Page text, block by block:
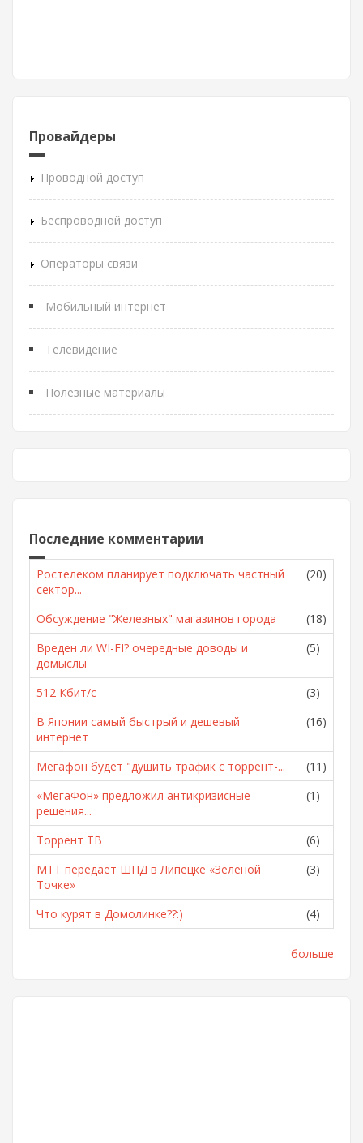
Провайдеры
Проводной доступ
Беспроводной доступ
Операторы связи
Мобильный интернет
Телевидение
Полезные материалы
Последние комментарии
Ростелеком планирует подключать частный
сектор...
(20)
Обсуждение "Железных" магазинов города
(18)
Вреден ли WI-FI? очередные доводы и
домыслы
(5)
512 Кбит/с
(3)
В Японии самый быстрый и дешевый
интернет
(16)
Мегафон будет "душить трафик с торрент-...
(11)
«МегаФон» предложил антикризисные
решения...
(1)
Торрент ТВ
(6)
МТТ передает ШПД в Липецке «Зеленой
Точке»
(3)
Что курят в Домолинке??:) (4)
больше